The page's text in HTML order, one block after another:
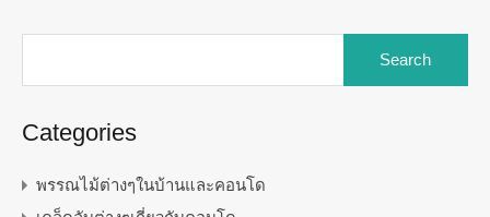
Categories
พรรณไม้ต่างๆในบ้านและคอนโด